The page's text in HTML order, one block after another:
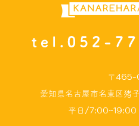
〒
愛知県名古屋市名東区猪
平日/